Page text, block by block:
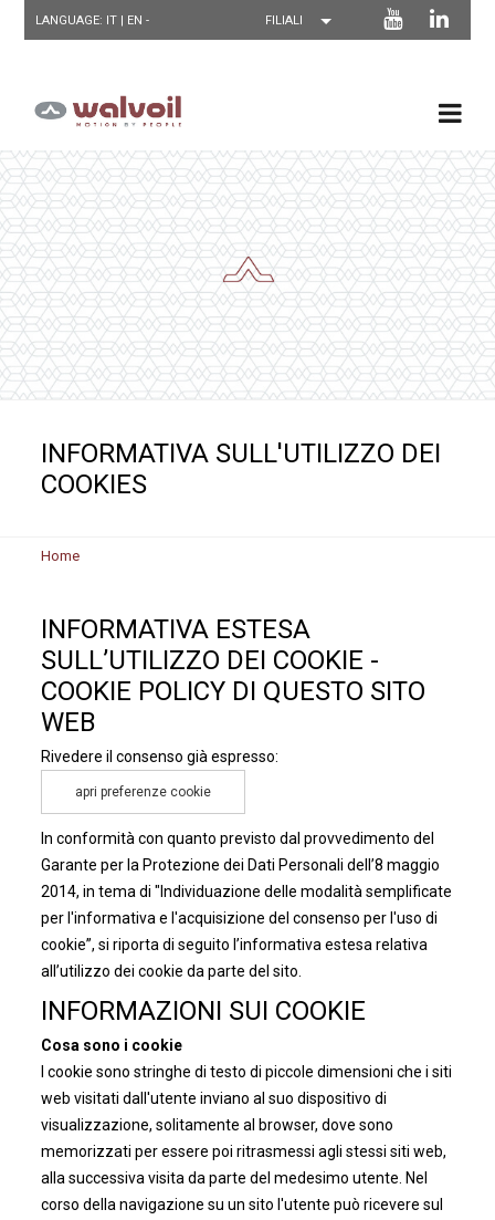
LANGUAGE: IT | EN-
INFORMATIVA SULL'UTILIZZO DEI
COOKIES
Home
INFORMATIVA ESTESA
SULL’UTILIZZO DEI COOKIE -
COOKIE POLICY DI QUESTO SITO
WEB
Rivedere il consenso già espresso:
apri preferenze cookie
In conformità con quanto previsto dal provvedimento del
Garante per la Protezione dei Dati Personali dell’8 maggio
2014, in tema di "Individuazione delle modalità semplificate
per l'informativa e l'acquisizione del consenso per l'uso di
cookie”, si riporta di seguito l’informativa estesa relativa
all’utilizzo dei cookie da parte del sito.
INFORMAZIONI SUI COOKIE
Cosa sono i cookie
I cookie sono stringhe di testo di piccole dimensioni che i siti
web visitati dall'utente inviano al suo dispositivo di
visualizzazione, solitamente al browser, dove sono
memorizzati per essere poi ritrasmessi agli stessi siti web,
alla successiva visita da parte del medesimo utente. Nel
corso della navigazione su un sito l'utente può ricevere sul